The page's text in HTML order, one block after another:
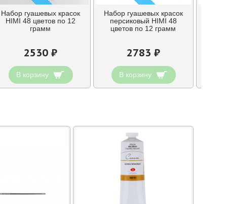
Набор гуашевых красок
HIMI 48 цветов по 12
грамм
2530 ₽
В корзину
Набор гуашевых красок
персиковый HIMI 48
цветов по 12 грамм
2783 ₽
В корзину